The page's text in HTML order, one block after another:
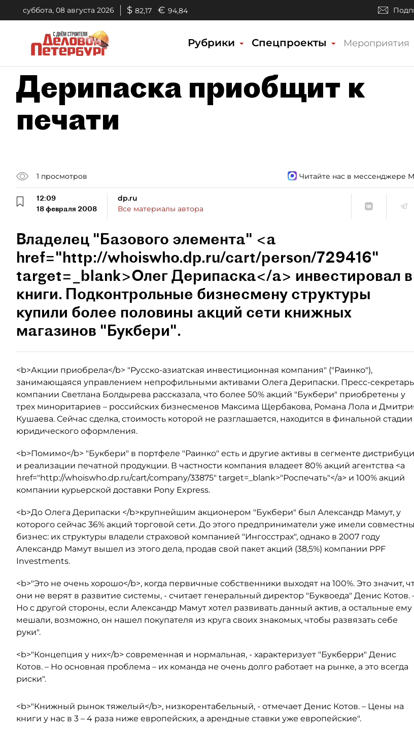
суббота, 08 августа 2026 $ 82,17 € 94,84
Рубрики Спецпроекты Мероприятия
Дерипаска приобщит к
печати
1 просмотров Читайте нас в мессенджере
12:09
18 февраля 2008
dp.ru
Все материалы автора
Владелец "Базового элемента" <a
href="http://whoiswho.dp.ru/cart/person/729416"
target=_blank>Олег Дерипаска</a> инвестировал в
книги. Подконтрольные бизнесмену структуры
купили более половины акций сети книжных
магазинов "Букбери".
<b>Акции приобрела</b> "Русско-азиатская инвестиционная компания" ("Раинко"),
занимающаяся управлением непрофильными активами Олега Дерипаски. Пресс-секретарь
компании Светлана Болдырева рассказала, что более 50% акций "Букбери" приобретены у
трех миноритариев – российских бизнесменов Максима Щербакова, Романа Лола и
Кушаева. Сейчас сделка, стоимость которой не разглашается, находится в финальной стадии
юридического оформления.
<b>Помимо</b> "Букбери" в портфеле "Раинко" есть и другие активы в сегменте
и реализации печатной продукции. В частности компания владеет 80% акций агентства <a
href="http://whoiswho.dp.ru/cart/company/33875" target=_blank>"Роспечать"</a> и 100% акций
компании курьерской доставки Pony Express.
<b>До Олега Дерипаски </b>крупнейшим акционером "Букбери" был Александр Мамут, у
которого сейчас 36% акций торговой сети. До этого предприниматели уже имели
бизнес: их структуры владели страховой компанией "Ингосстрах", однако в 2007 году
Александр Мамут вышел из этого дела, продав свой пакет акций (38,5%) компании PPF
Investments.
<b>"Это не очень хорошо</b>, когда первичные собственники выходят на 100%. Это значит,
они не верят в развитие системы, - считает генеральный директор "Буквоеда" Денис Котов.
Но с другой стороны, если Александр Мамут хотел развивать данный актив, а остальные ему
мешали, возможно, он нашел покупателя из круга своих знакомых, чтобы развязать себе
руки".
<b>"Концепция у них</b> современная и нормальная, - характеризует "Букберри" Денис
Котов. – Но основная проблема – их команда не очень долго работает на рынке, а это всегда
риски".
<b>"Книжный рынок тяжелый</b>, низкорентабельный, - отмечает Денис Котов. – Цены на
книги у нас в 3 – 4 раза ниже европейских, а арендные ставки уже европейские".